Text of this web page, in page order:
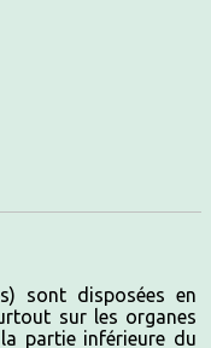
sont disposées en
sur les organes
partie inférieure du